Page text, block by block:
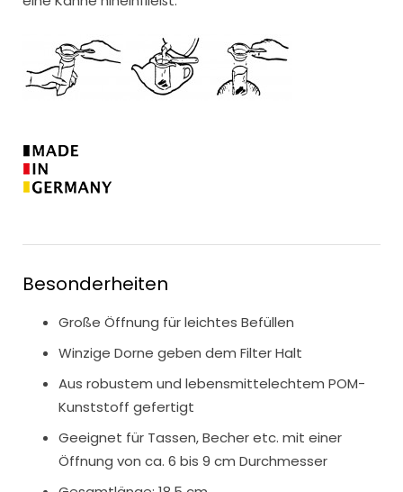
Besonderheiten
Große Öffnung für leichtes Befüllen
Winzige Dorne geben dem Filter Halt
Aus robustem und lebensmittelechtem POM-
Kunststoff gefertigt
Geeignet für Tassen, Becher etc. mit einer
Öffnung von ca. 6 bis 9 cm Durchmesser